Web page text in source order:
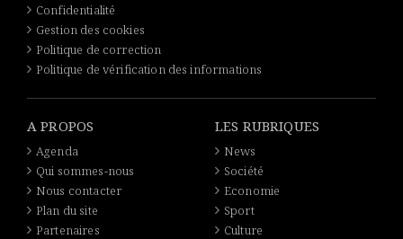
Confidentialité
Gestion des cookies
Politique de correction
Politique de vérification des informations
A PROPOS
Agenda
Qui sommes-nous
Nous contacter
Plan du site
Partenaires
LES RUBRIQUES
News
Société
Economie
Sport
Culture